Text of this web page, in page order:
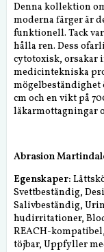
Denna kollektion
moderna färger är
funktionell. Tack
hålla ren. Dess
cytotoxisk, orsakar
medicintekniska
mögelbeständighet
cm och en vikt på
läkarmottagningar
Abrasion
Egenskaper:
Svettbeständig,
Salivbeständig,
hudirritationer,
REACH-
töjbar, Uppfyller